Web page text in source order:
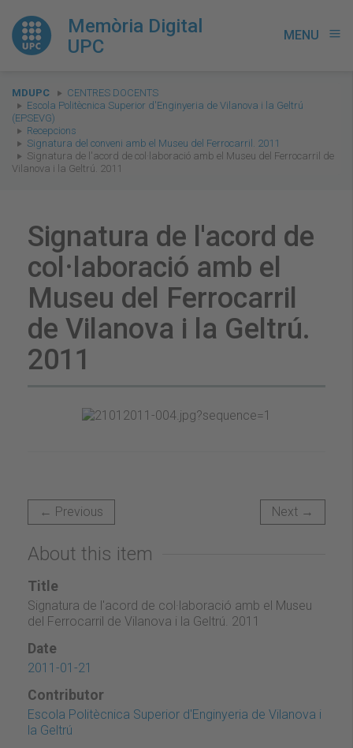
Memòria Digital
UPC
MENU menu
You
are
here:
MDUPC
CENTRES DOCENTS
Escola Politècnica Superior d'Enginyeria de Vilanova i la Geltrú
(EPSEVG)
Recepcions
Signatura del conveni amb el Museu del Ferrocarril. 2011
Signatura de l'acord de col·laboració amb el Museu del Ferrocarril de
Vilanova i la Geltrú. 2011
Signatura de l'acord de
col·laboració amb el
Museu del Ferrocarril
de Vilanova i la Geltrú.
2011
← Previous Next →
About this item
Title
Signatura de l'acord de col·laboració amb el Museu
del Ferrocarril de Vilanova i la Geltrú. 2011
Date
2011-01-21
Contributor
Escola Politècnica Superior d'Enginyeria de Vilanova i
la Geltrú